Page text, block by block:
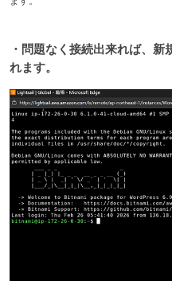
・問題なく接続出来れば、
れます。